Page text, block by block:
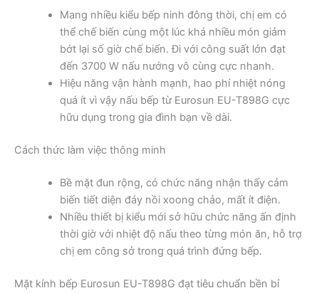
Mang nhiều kiểu bếp ninh đông thời, chị em có
thể chế biến cùng một lúc khá nhiều món giảm
bớt lại số giờ chế biến. Đi với công suất lớn đạt
đến 3700 W nấu nướng vô cùng cực nhanh.
Hiệu năng vận hành mạnh, hao phí nhiệt nóng
quá ít vì vậy nấu bếp từ Eurosun EU-T898G cực
hữu dụng trong gia đình bạn về dài.
Cách thức làm việc thông minh
Bề mặt đun rộng, có chức năng nhận thấy cảm
biến tiết diện đáy nồi xoong chảo, mất ít điện.
Nhiều thiết bị kiểu mới sở hữu chức năng ấn định
thời giờ với nhiệt độ nấu theo từng món ăn, hỗ trợ
chị em công sở trong quá trình đứng bếp.
Mặt kính bếp Eurosun EU-T898G đạt tiêu chuẩn bền bỉ